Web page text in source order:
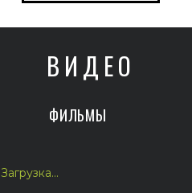
ВИДЕО
ФИЛЬМЫ
Загрузка...